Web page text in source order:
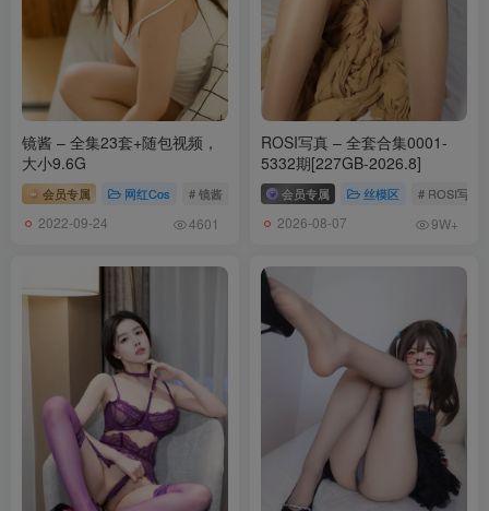
镜酱 – 全集23套+随包视频，
大小9.6G
会员专属 网红Cos # 镜酱
2022-09-24 4601
ROSI写真 – 全套合集0001-
5332期[227GB-2026.8]
会员专属 丝模区 # ROSI写真
2026-08-07 9W+